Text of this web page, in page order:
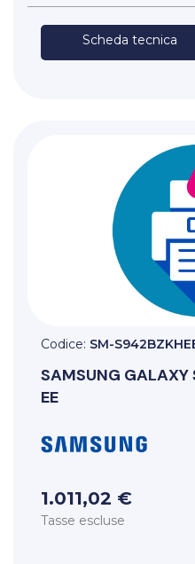
Scheda tecnica
Codice: SM-
SAMSUNG GALAXY
EE
1.011,02 €
Tasse escluse